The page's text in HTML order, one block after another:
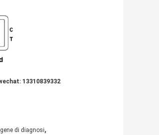
13310839332
di diagnosi,